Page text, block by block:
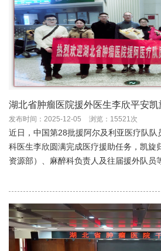
湖北省肿瘤医院援外医生李欣平安凯
发布时间：2025-12-05 浏览：15521次
近日，中国第28批援阿尔及利亚医疗队队
科医生李欣圆满完成医疗援助任务，凯旋
资源部）、麻醉科负责人及往届援外队员